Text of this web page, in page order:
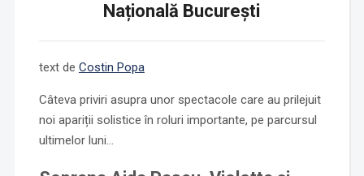
Națională București
text de Costin Popa
Câteva priviri asupra unor spectacole care au prilejuit
noi apariții solistice în roluri importante, pe parcursul
ultimelor luni…